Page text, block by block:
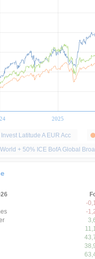
2025
Latitude A EUR Acc
+ 50% ICE BofA Global
-
-